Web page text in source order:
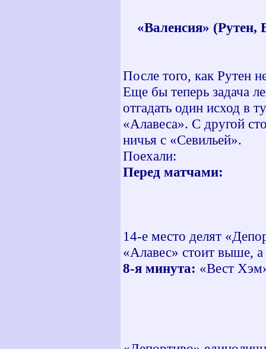
«Валенсия»
После того, как Рутен
Еще бы теперь задача
отгадать один исход в
«Алавеса». С другой
ничья с «Севильей».
Поехали:
Перед
14-е место делят
«Алавес» стоит выше,
8-я минута: «Вест